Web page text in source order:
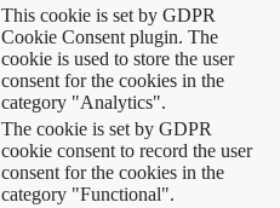
This cookie is set by GDPR
Cookie Consent plugin. The
cookie is used to store the user
consent for the cookies in the
category "Analytics".
The cookie is set by GDPR
cookie consent to record the user
consent for the cookies in the
category "Functional".